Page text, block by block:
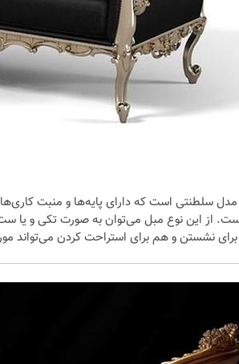
سلطنتی است که دارای پایه‌ها و منبت
از این نوع مبل می‌توان به صورت تکی و یا
نشستن و هم برای استراحت کردن می‌تواند مورد